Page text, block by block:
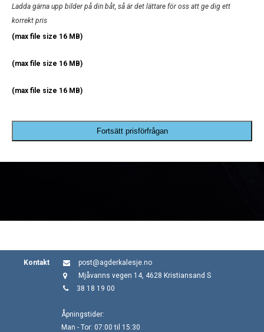
Ladda gärna upp bilder på din båt, så är det lättare för oss att ge dig ett
korrekt pris
(max file size 16 MB)
(max file size 16 MB)
(max file size 16 MB)
Fortsätt prisförfrågan
Kontakt
post@agderkalesje.no
Mjåvanns vegen 14, 4628 Kristiansand S
38 18 19 00
Åpningstider:
Man - Tor: 07:00 til 15:30